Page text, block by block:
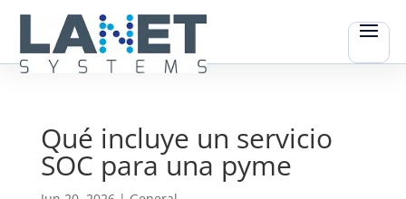
Qué incluye un servicio
SOC para una pyme